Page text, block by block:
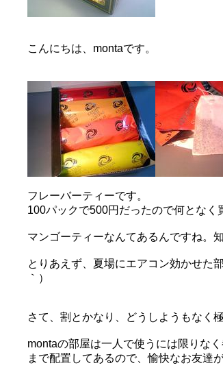
こんにちは、montaです。
フレーバーティーです。
100パックで500円だったので何となく
マンゴーティーなんてあるんですね。
とりあえず、夏場にエアコン効かせた
｀）
さて、割とかなり、どうしようもなく
montaの部屋は一人で使うには限りな
まで配置してあるので、愉快なお友達